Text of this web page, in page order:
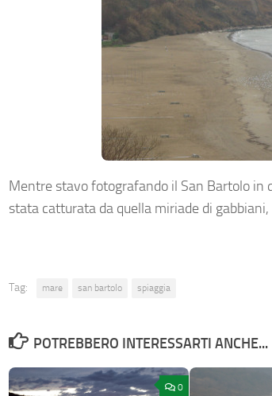
Mentre stavo fotografando il San Bartolo in
stata catturata da quella miriade di
Tag: mare san bartolo spiaggia
POTREBBERO INTERESSARTI ANCHE...
0